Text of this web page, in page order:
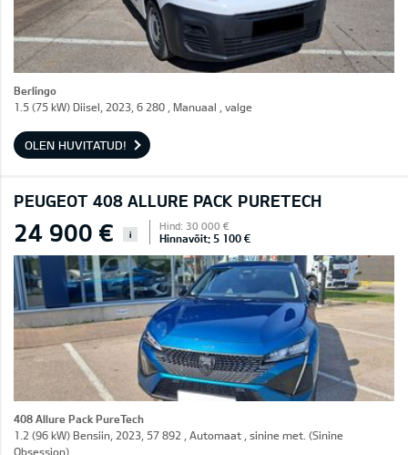
Berlingo
1.5 (75 kW) Diisel, 2023, 6 280 , Manuaal , valge
OLEN HUVITATUD!
PEUGEOT 408 ALLURE PACK PURETECH
24 900 € i
Hind: 30 000 €
Hinnavõit: 5 100 €
408 Allure Pack PureTech
1.2 (96 kW) Bensiin, 2023, 57 892 , Automaat , sinine met. (Sinine
Obsession)